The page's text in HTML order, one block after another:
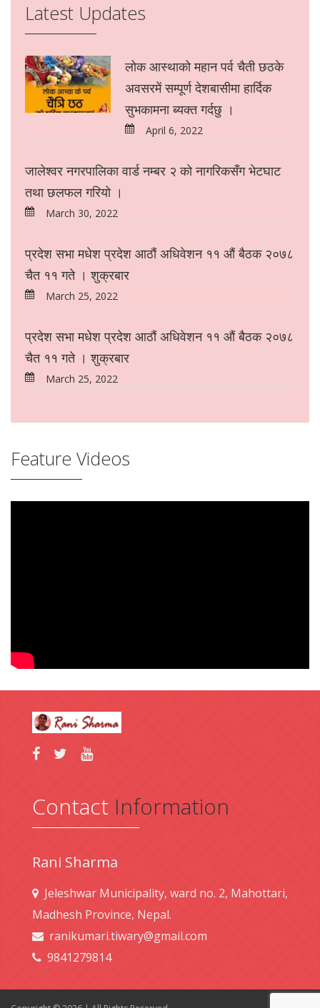
Latest Updates
लोक आस्थाको महान पर्व चैती छठके
अवसरमें सम्पूर्ण देशबासीमा हार्दिक
सुभकामना ब्यक्त गर्दछु ।
April 6, 2022
जालेश्वर नगरपालिका वार्ड नम्बर २ को नागरिकसँग भेटघाट
तथा छलफल गरियो ।
March 30, 2022
प्रदेश सभा मधेश प्रदेश आठौं अधिवेशन ११ औं बैठक २०७८
चैत ११ गते । शुक्रबार
March 25, 2022
प्रदेश सभा मधेश प्रदेश आठौं अधिवेशन ११ औं बैठक २०७८
चैत ११ गते । शुक्रबार
March 25, 2022
Feature Videos
Contact Information
Rani Sharma
Jeleshwar Municipality, ward no. 2, Mahottari,
Madhesh Province, Nepal.
ranikumari.tiwary@gmail.com
9841279814